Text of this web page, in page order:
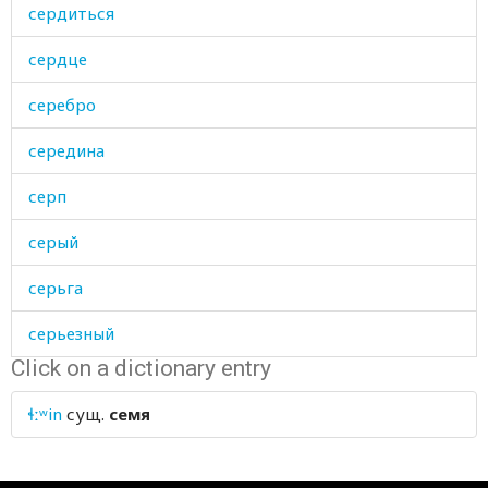
сердиться
сердце
серебро
середина
серп
серый
серьга
серьезный
сестра
сестрица
Click on a dictionary entry
ɬːʷin сущ. семя